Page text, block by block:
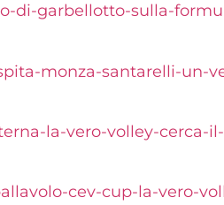
di-garbellotto-sulla-
monza-santarelli-
la-vero-volley-
cev-cup-la-vero-